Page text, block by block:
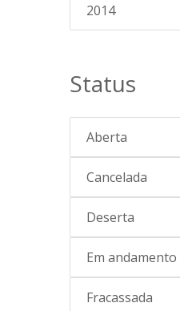
2014
Status
Aberta
Cancelada
Deserta
Em andamento
Fracassada